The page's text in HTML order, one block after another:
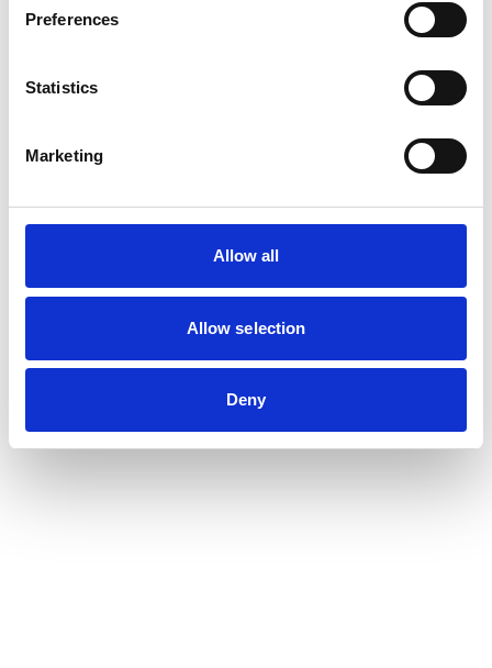
Preferences
Statistics
Marketing
Allow all
Allow selection
Deny